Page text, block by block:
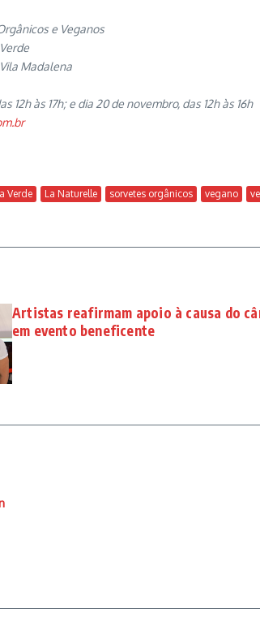
e Veganos
Madalena
12h às 17h; e dia 20 de novembro, das 12h às 16h
Verde La Naturelle sorvetes orgânicos vegano
Artistas reafirmam apoio à causa do
em evento beneficente